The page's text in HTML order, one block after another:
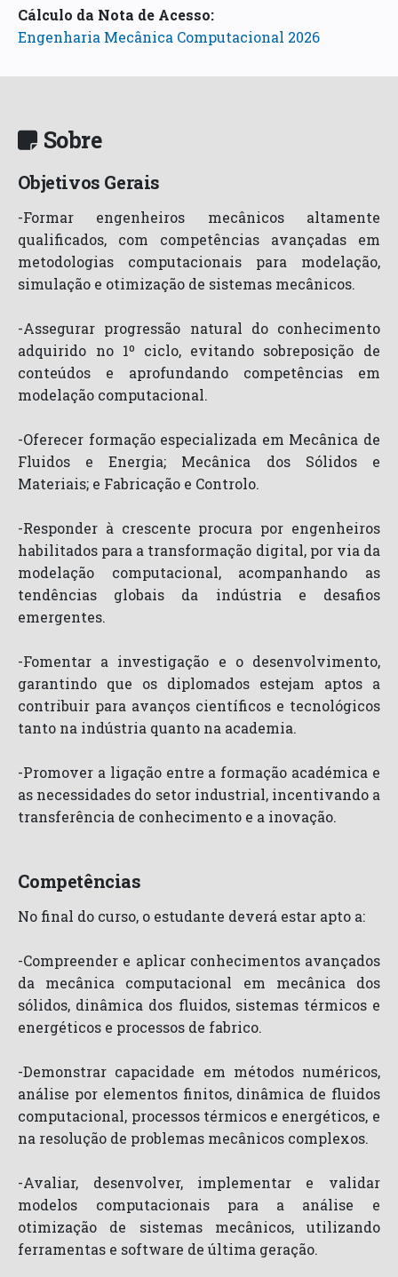
Cálculo da Nota de Acesso:
Engenharia Mecânica Computacional 2026
Sobre
Objetivos Gerais
-Formar engenheiros mecânicos altamente
qualificados, com competências avançadas em
metodologias computacionais para modelação,
simulação e otimização de sistemas mecânicos.
-Assegurar progressão natural do conhecimento
adquirido no 1º ciclo, evitando sobreposição de
conteúdos e aprofundando competências em
modelação computacional.
-Oferecer formação especializada em Mecânica de
Fluidos e Energia; Mecânica dos Sólidos e
Materiais; e Fabricação e Controlo.
-Responder à crescente procura por engenheiros
habilitados para a transformação digital, por via da
modelação computacional, acompanhando as
tendências globais da indústria e desafios
emergentes.
-Fomentar a investigação e o desenvolvimento,
garantindo que os diplomados estejam aptos a
contribuir para avanços científicos e tecnológicos
tanto na indústria quanto na academia.
-Promover a ligação entre a formação académica e
as necessidades do setor industrial, incentivando a
transferência de conhecimento e a inovação.
Competências
No final do curso, o estudante deverá estar apto a:
-Compreender e aplicar conhecimentos avançados
da mecânica computacional em mecânica dos
sólidos, dinâmica dos fluidos, sistemas térmicos e
energéticos e processos de fabrico.
-Demonstrar capacidade em métodos numéricos,
análise por elementos finitos, dinâmica de fluidos
computacional, processos térmicos e energéticos, e
na resolução de problemas mecânicos complexos.
-Avaliar, desenvolver, implementar e validar
modelos computacionais para a análise e
otimização de sistemas mecânicos, utilizando
ferramentas e software de última geração.